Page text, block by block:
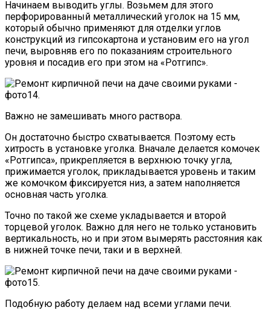
Начинаем выводить углы. Возьмем для этого
перфорированный металлический уголок на 15 мм,
который обычно применяют для отделки углов
конструкций из гипсокартона и установим его на угол
печи, выровняв его по показаниям строительного
уровня и посадив его при этом на «Ротгипс».
Важно не замешивать много раствора.
Он достаточно быстро схватывается. Поэтому есть
хитрость в установке уголка. Вначале делается комочек
«Ротгипса», прикрепляется в верхнюю точку угла,
прижимается уголок, прикладывается уровень и таким
же комочком фиксируется низ, а затем наполняется
основная часть уголка.
Точно по такой же схеме укладывается и второй
торцевой уголок. Важно для него не только установить
вертикальность, но и при этом вымерять расстояния как
в нижней точке печи, таки и в верхней.
Подобную работу делаем над всеми углами печи.